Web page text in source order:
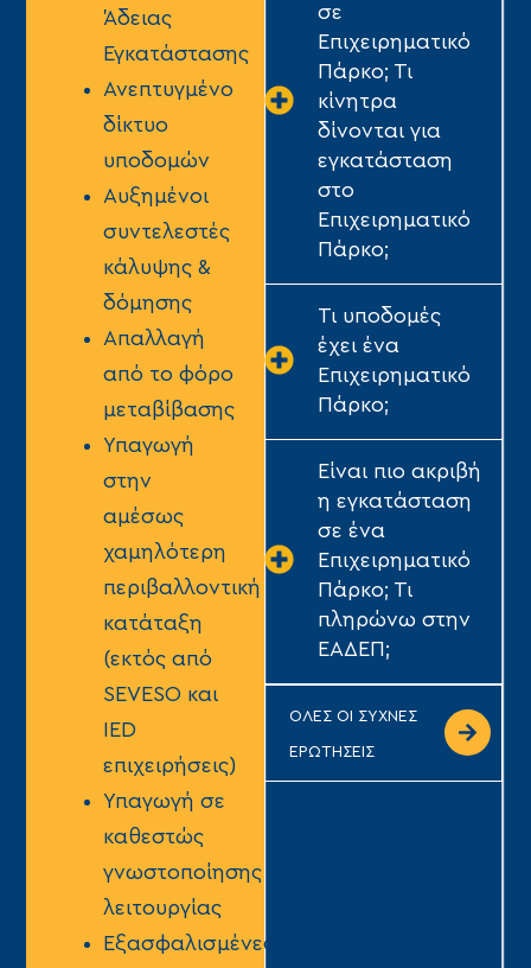
Άδειας
Εγκατάστασης
Ανεπτυγμένο
δίκτυο
υποδομών
Αυξημένοι
συντελεστές
κάλυψης &
δόμησης
Απαλλαγή
από το φόρο
μεταβίβασης
Υπαγωγή
στην
αμέσως
χαμηλότερη
περιβαλλοντική
κατάταξη
(εκτός από
SEVESO και
IED
επιχειρήσεις)
Υπαγωγή σε
καθεστώς
γνωστοποίησης
λειτουργίας
Εξασφαλισμένες
σε
Επιχειρηματικό
Πάρκο; Τι
κίνητρα
δίνονται για
εγκατάσταση
στο
Επιχειρηματικό
Πάρκο;
Τι υποδομές
έχει ένα
Επιχειρηματικό
Πάρκο;
Είναι πιο ακριβή
η εγκατάσταση
σε ένα
Επιχειρηματικό
Πάρκο; Τι
πληρώνω στην
ΕΑΔΕΠ;
ΟΛΕΣ ΟΙ ΣΥΧΝΕΣ
ΕΡΩΤΗΣΕΙΣ